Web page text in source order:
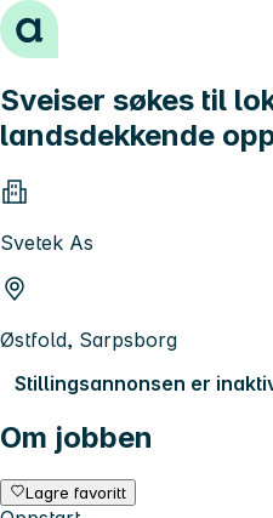
Hopp til innhold
Sveiser søkes til
landsdekkende
Svetek As
Østfold, Sarpsborg
Stillingsannonsen er
Om jobben
Lagre favoritt